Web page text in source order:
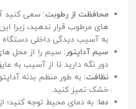
محافظت از رطوبت: سعی کنید
های مرطوب قرار ندهید، زیرا
به آسیب دیدگی داخلی
سیم آداپتور: سیم را از محل
دور نگه دارید تا از آسیب به
نظافت: به طور منظم بدنه
خشک تمیز کنید.
دما: به دمای محیط توجه کنید؛ از